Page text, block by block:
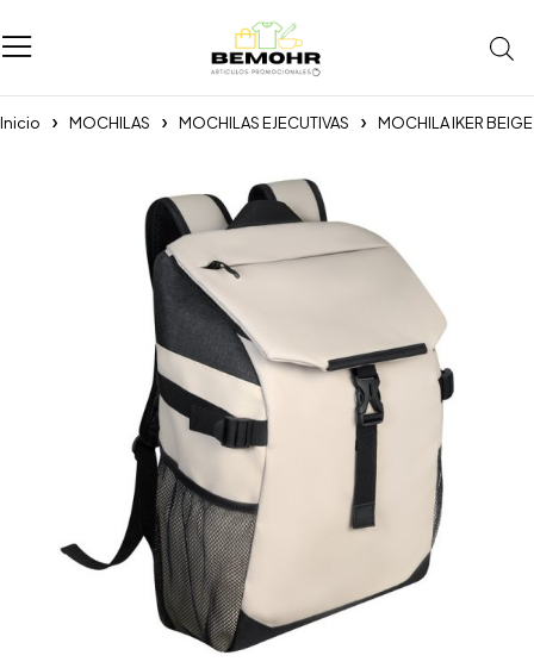
Inicio MOCHILAS MOCHILAS EJECUTIVAS MOCHILA IKER BEIGE